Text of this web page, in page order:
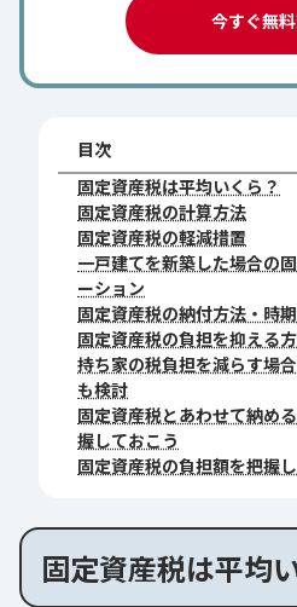
今すぐ無
目次
固定資産税は平均いくら？
固定資産税の計算方法
固定資産税の軽減措置
一戸建てを新築した場合の
ーション
固定資産税の納付方法・時期
固定資産税の負担を抑える
持ち家の税負担を減らす場
も検討
固定資産税とあわせて納め
握しておこう
固定資産税の負担額を把握
固定資産税は平均